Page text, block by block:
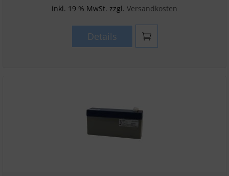
inkl. 19 % MwSt. zzgl. Versandkosten
Details